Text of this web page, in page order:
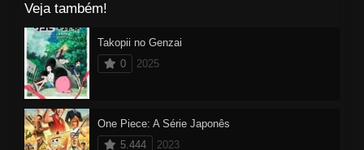
Veja também!
Takopii no Genzai
0
2025
One Piece: A Série Japonês
5.444
2023